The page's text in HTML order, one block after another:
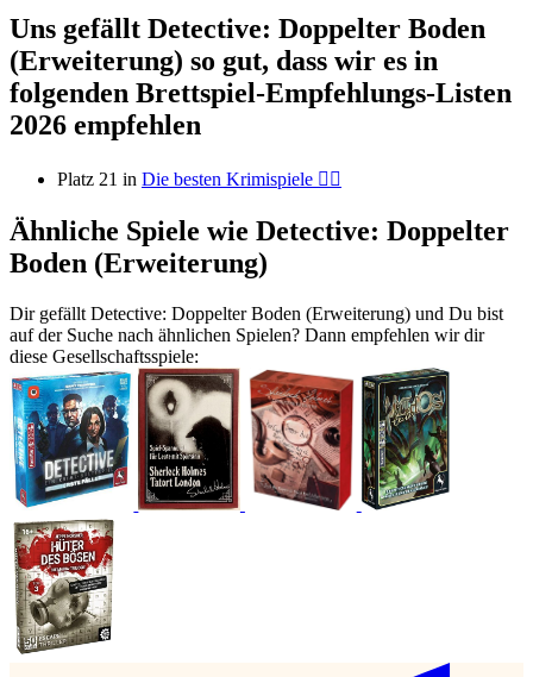
Uns gefällt Detective: Doppelter Boden
(Erweiterung) so gut, dass wir es in
folgenden Brettspiel-Empfehlungs-Listen
2026 empfehlen
Platz 21 in Die besten Krimispiele 🕵️‍♀️
Ähnliche Spiele wie Detective: Doppelter
Boden (Erweiterung)
Dir gefällt Detective: Doppelter Boden (Erweiterung) und Du bist
auf der Suche nach ähnlichen Spielen? Dann empfehlen wir dir
diese Gesellschaftsspiele: